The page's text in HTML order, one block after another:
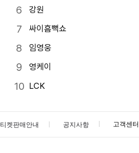
강원
싸이흠뻑쇼
임영웅
영케이
LCK
티켓판매안내 공지사항 고객센터